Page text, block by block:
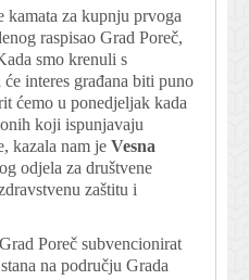
kamata za kupnju prvoga
raspisao Grad Poreč,
smo krenuli s
interes građana biti puno
ćemo u ponedjeljak kada
koji ispunjavaju
kazala nam je Vesna
odjela za društvene
zaštitu i
Poreč subvencionirat
na području Grada